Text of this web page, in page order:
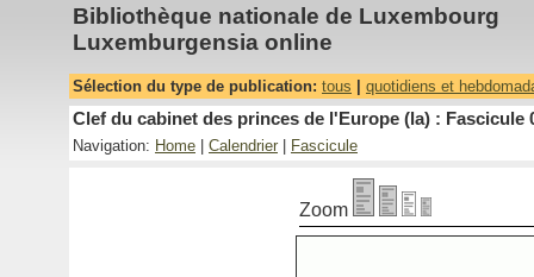
Bibliothèque nationale de Luxembourg
Luxemburgensia online
Sélection du type de publication: tous quotidiens et
Clef du cabinet des princes de l'Europe (la) : Fascicule
Navigation: Home Calendrier Fascicule
Zoom